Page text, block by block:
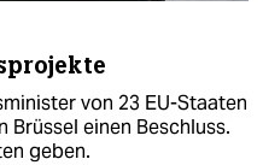
von 23 EU-Staaten
einen Beschluss.
geben.